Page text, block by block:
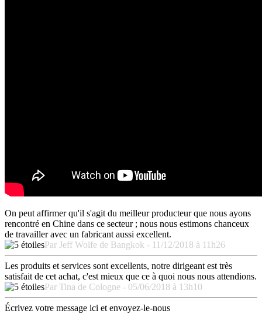
On peut affirmer qu'il s'agit du meilleur producteur que nous ayons
rencontré en Chine dans ce secteur ; nous nous estimons chanceux
de travailler avec un fabricant aussi excellent.
Par Jeff Wolfe de Bangkok - 11/12/2018 à 11h26
Les produits et services sont excellents, notre dirigeant est très
satisfait de cet achat, c'est mieux que ce à quoi nous nous attendions.
Par Tina de Cologne - 05/06/2018 à 13h10
Écrivez votre message ici et envoyez-le-nous